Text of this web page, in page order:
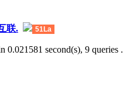
联. 51La
0.021581 second(s), 9 queries .